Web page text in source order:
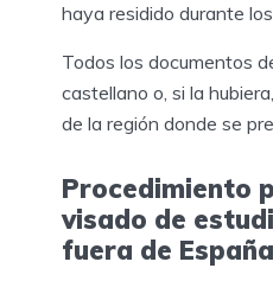
haya residido durante
Todos los documentos
castellano o, si la
de la región donde se
Procedimiento
visado de
fuera de España